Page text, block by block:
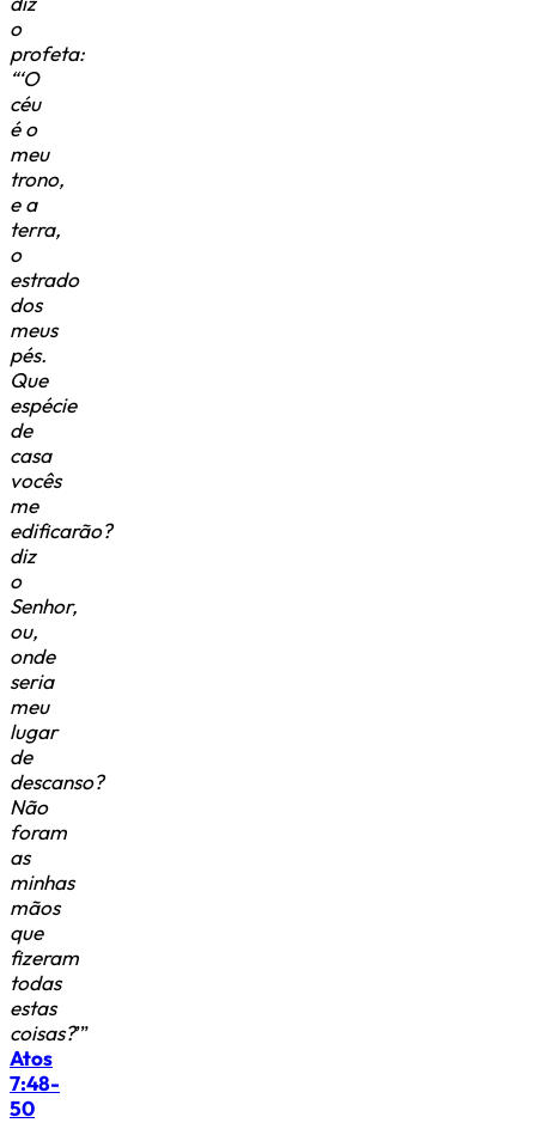
o
profeta:
“‘O
céu
é o
meu
trono,
e a
terra,
o
estrado
dos
meus
pés.
Que
espécie
de
casa
vocês
me
edificarão?
diz
o
Senhor,
ou,
onde
seria
meu
lugar
de
descanso?
Não
foram
as
minhas
mãos
que
fizeram
todas
estas
coisas?’”
Atos
7:48-
50